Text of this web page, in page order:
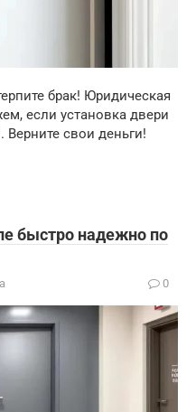
брак! Юридическая
если установка двери
свои деньги!
быстро надежно по
0